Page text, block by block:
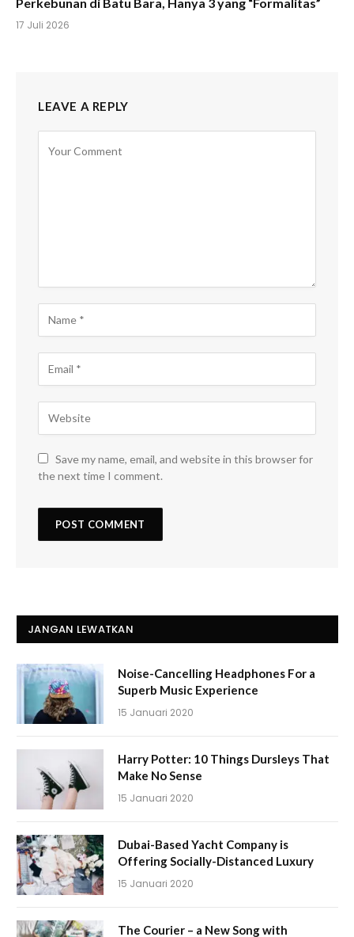
17 Juli 2026
LEAVE A REPLY
Save my name, email, and website in this browser for
the next time I comment.
JANGAN LEWATKAN
Noise-Cancelling Headphones For a
Superb Music Experience
15 Januari 2020
Harry Potter: 10 Things Dursleys That
Make No Sense
15 Januari 2020
Dubai-Based Yacht Company is
Offering Socially-Distanced Luxury
15 Januari 2020
The Courier – a New Song with